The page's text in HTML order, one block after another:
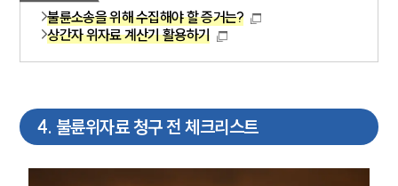
언론보도
공지사항
법률 블로그
세미나
대륜법률상담예약
불륜소송을 위해 수집해야 할 증거는?
상간자 위자료 계산기 활용하기
4. 불륜위자료 청구 전 체크리스트